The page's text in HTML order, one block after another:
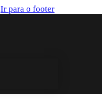
Ir para o footer